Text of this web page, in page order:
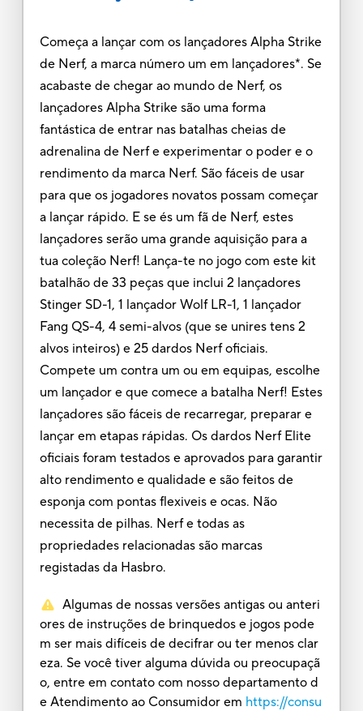
Começa a lançar com os lançadores Alpha Strike
de Nerf, a marca número um em lançadores*. Se
acabaste de chegar ao mundo de Nerf, os
lançadores Alpha Strike são uma forma
fantástica de entrar nas batalhas cheias de
adrenalina de Nerf e experimentar o poder e o
rendimento da marca Nerf. São fáceis de usar
para que os jogadores novatos possam começar
a lançar rápido. E se és um fã de Nerf, estes
lançadores serão uma grande aquisição para a
tua coleção Nerf! Lança-te no jogo com este kit
batalhão de 33 peças que inclui 2 lançadores
Stinger SD-1, 1 lançador Wolf LR-1, 1 lançador
Fang QS-4, 4 semi-alvos (que se unires tens 2
alvos inteiros) e 25 dardos Nerf oficiais.
Compete um contra um ou em equipas, escolhe
um lançador e que comece a batalha Nerf! Estes
lançadores são fáceis de recarregar, preparar e
lançar em etapas rápidas. Os dardos Nerf Elite
oficiais foram testados e aprovados para garantir
alto rendimento e qualidade e são feitos de
esponja com pontas flexiveis e ocas. Não
necessita de pilhas. Nerf e todas as
propriedades relacionadas são marcas
registadas da Hasbro.
Algumas de nossas versões antigas ou anteri
ores de instruções de brinquedos e jogos pode
m ser mais difíceis de decifrar ou ter menos clar
eza. Se você tiver alguma dúvida ou preocupaçã
o, entre em contato com nosso departamento d
e Atendimento ao Consumidor em https://consu